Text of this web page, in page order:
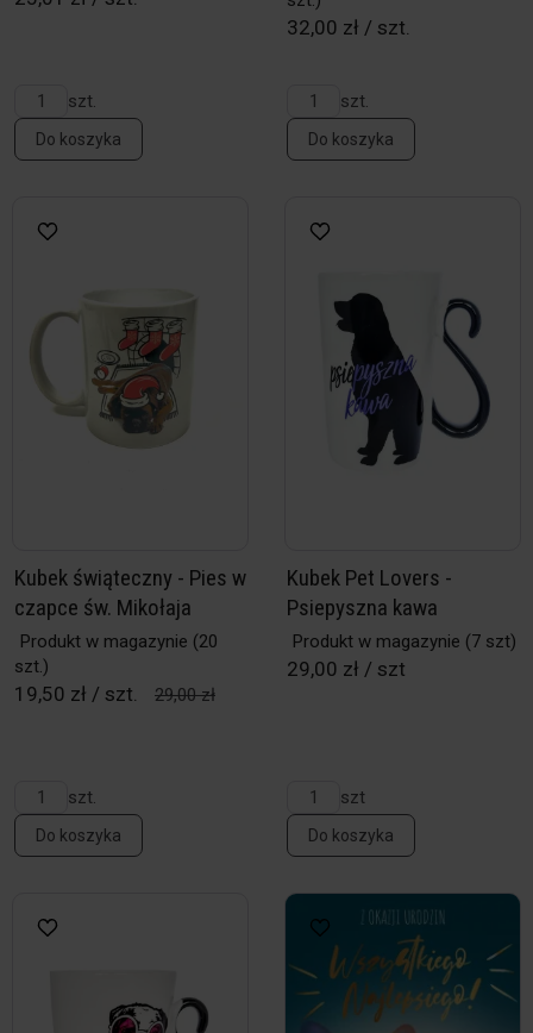
szt.
Do koszyka
32,00 zł / szt.
szt.
Do koszyka
Kubek świąteczny - Pies w
czapce św. Mikołaja
Produkt w magazynie (20
szt.)
19,50 zł / szt. 29,00 zł
szt.
Do koszyka
Kubek Pet Lovers -
Psiepyszna kawa
Produkt w magazynie (7 szt)
29,00 zł / szt
szt
Do koszyka